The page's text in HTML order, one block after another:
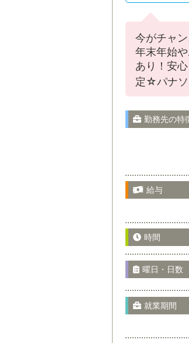
栃
群
埼
千
東
今がチャ
年末年始
あり！安
定☆パナソ
勤務先の特
給与
時間
曜日・日数
就業期間